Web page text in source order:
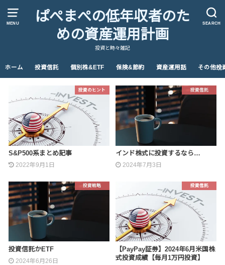
MENU SEARCH
ぱぺまぺの低年収者のた
めの資産運用計画
投資と時々雑記
ホーム 投資信託 個別株&ETF 保険&節約 資産運用話 その他投
投資のヒント
S&P500系まとめ記事
2022年9月1日
投資信託
インド株式に投資するなら…
2024年7月3日
投資戦略
投資信託かETF
2024年6月26日
投資信託
【PayPay証券】2024年6月米国株
式投資成績【毎月1万円投資】